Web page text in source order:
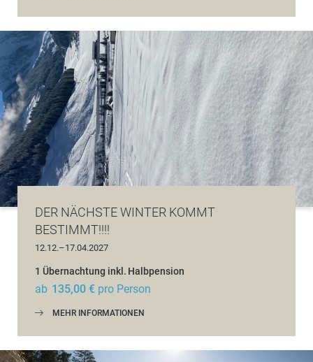
DER NÄCHSTE WINTER KOMMT
BESTIMMT!!!!
12.12.–17.04.2027
1 Übernachtung inkl. Halbpension
ab 135,00 € pro Person
MEHR INFORMATIONEN